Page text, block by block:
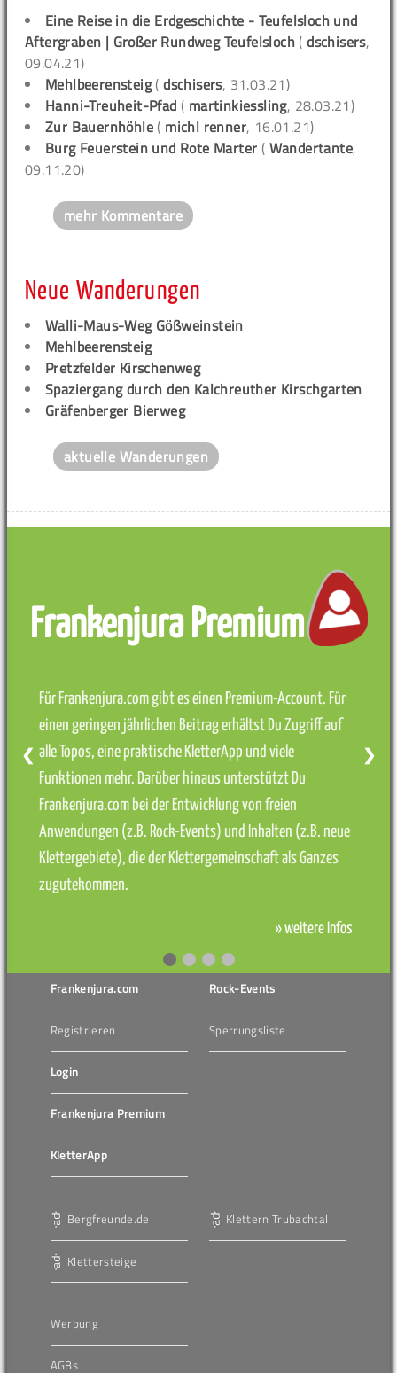
Eine Reise in die Erdgeschichte - Teufelsloch und
Aftergraben | Großer Rundweg Teufelsloch (dschisers,
09.04.21)
Mehlbeerensteig(dschisers, 31.03.21)
Hanni-Treuheit-Pfad ( martinkiessling, 28.03.21)
Zur Bauernhöhle ( michl renner, 16.01.21)
Burg Feuerstein und Rote Marter ( Wandertante,
09.11.20)
mehr Kommentare
Neue Wanderungen
Walli-Maus-Weg Gößweinstein
Mehlbeerensteig
Pretzfelder Kirschenweg
Spaziergang durch den Kalchreuther Kirschgarten
Gräfenberger Bierweg
aktuelle Wanderungen
Frankenjura Premium
Für Frankenjura.com gibt es einen Premium-Account. Für
einen geringen jährlichen Beitrag erhältst Du Zugriff auf
alle Topos, eine praktische KletterApp und viele
Funktionen mehr. Darüber hinaus unterstützt Du
Frankenjura.com bei der Entwicklung von freien
Anwendungen (z.B. Rock-Events) und Inhalten (z.B. neue
Klettergebiete), die der Klettergemeinschaft als Ganzes
zugutekommen.
» weitere Infos
❮ ❯
Frankenjura.com
Registrieren
Login
Frankenjura Premium
KletterApp
Rock-Events
Sperrungsliste
Bergfreunde.de
Klettersteige
Klettern Trubachtal
Werbung
AGBs